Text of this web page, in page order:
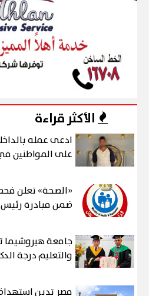
الأكثر قراءة
ادعى عمله
على المواطنين
ضمن مبادرة
جامعة هيروشيما
والتعليم درجة
مصر تدين